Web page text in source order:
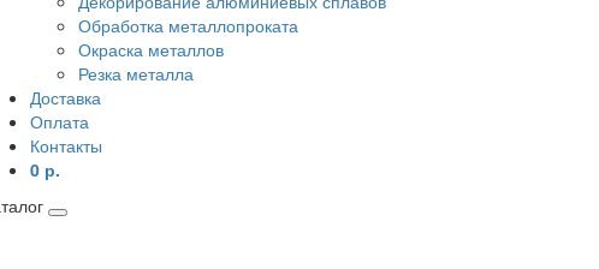
Обработка металлопроката
Окраска металлов
Резка металла
Доставка
Оплата
Контакты
0 р.